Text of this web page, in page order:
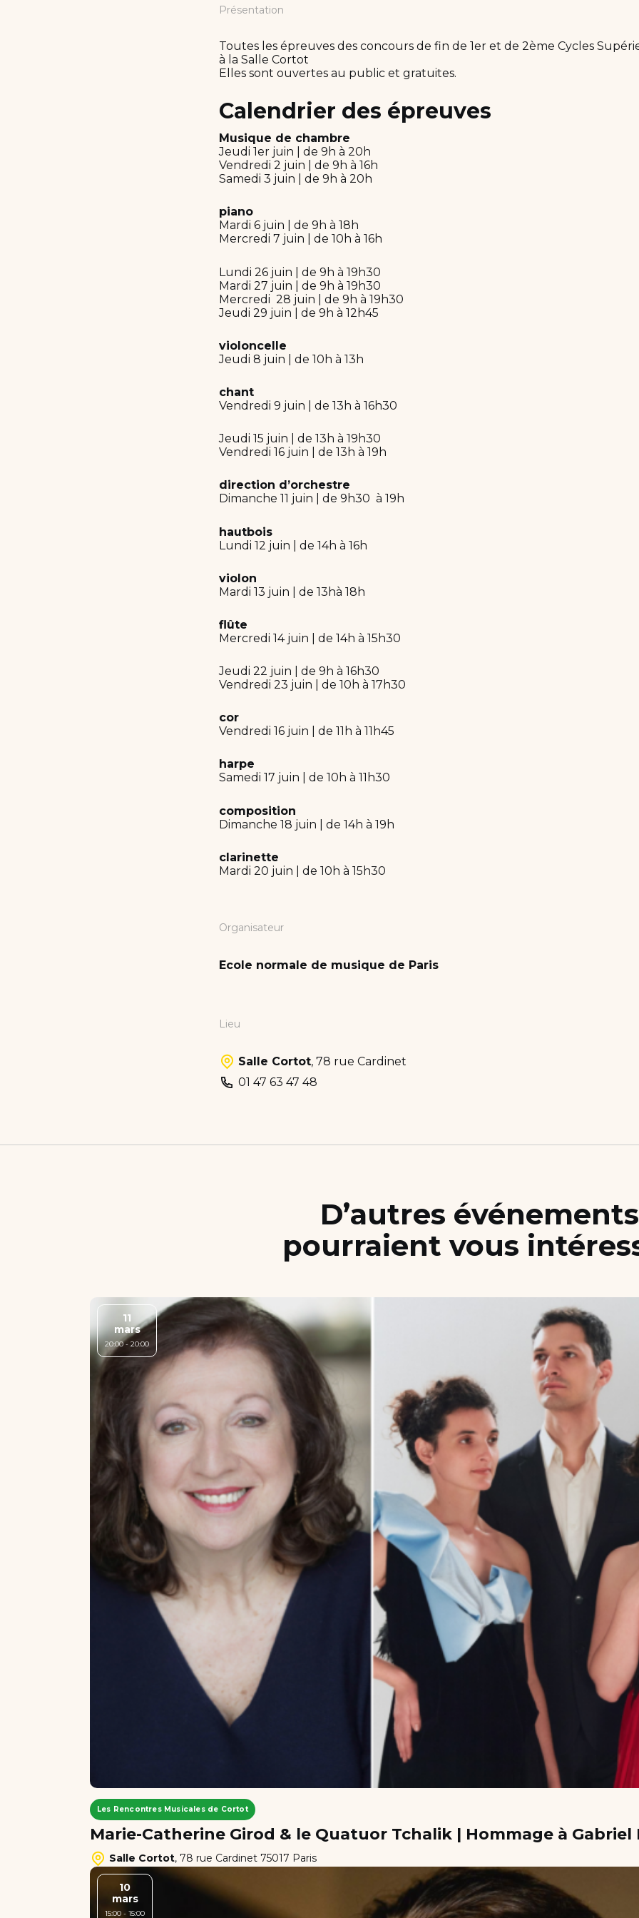
Présentation
Toutes les épreuves des concours de fin de 1er et de 2ème Cycles
à la Salle Cortot
Elles sont ouvertes au public et gratuites.
Calendrier des épreuves
Musique de chambre
Jeudi 1er juin | de 9h à 20h
Vendredi 2 juin | de 9h à 16h
Samedi 3 juin | de 9h à 20h
piano
Mardi 6 juin | de 9h à 18h
Mercredi 7 juin | de 10h à 16h
Lundi 26 juin | de 9h à 19h30
Mardi 27 juin | de 9h à 19h30
Mercredi 28 juin | de 9h à 19h30
Jeudi 29 juin | de 9h à 12h45
violoncelle
Jeudi 8 juin | de 10h à 13h
chant
Vendredi 9 juin | de 13h à 16h30
Jeudi 15 juin | de 13h à 19h30
Vendredi 16 juin | de 13h à 19h
direction d’orchestre
Dimanche 11 juin | de 9h30 à 19h
hautbois
Lundi 12 juin | de 14h à 16h
violon
Mardi 13 juin | de 13hà 18h
flûte
Mercredi 14 juin | de 14h à 15h30
Jeudi 22 juin | de 9h à 16h30
Vendredi 23 juin | de 10h à 17h30
cor
Vendredi 16 juin | de 11h à 11h45
harpe
Samedi 17 juin | de 10h à 11h30
composition
Dimanche 18 juin | de 14h à 19h
clarinette
Mardi 20 juin | de 10h à 15h30
Organisateur
Ecole normale de musique de Paris
Lieu
Salle Cortot, 78 rue Cardinet
01 47 63 47 48
D’autres événements
pourraient vous
11
mars
20:00 - 20:00
Les Rencontres Musicales de Cortot
Marie-Catherine Girod & le Quatuor Tchalik | Hommage à
Salle Cortot, 78 rue Cardinet 75017 Paris
10
mars
15:00 - 15:00